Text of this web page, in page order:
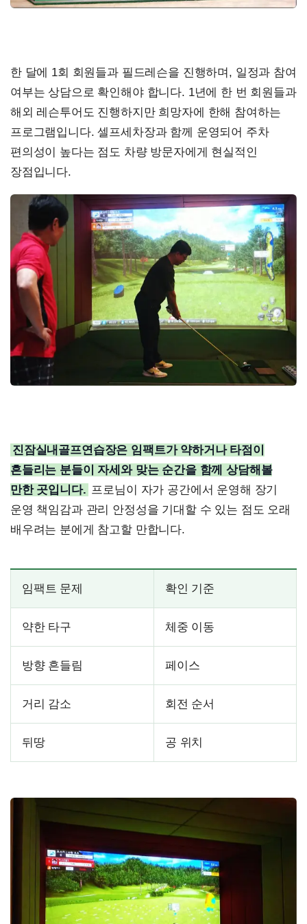
한 달에 1회 회원들과 필드레슨을 진행하며, 일정과 참여
여부는 상담으로 확인해야 합니다. 1년에 한 번 회원들과
해외 레슨투어도 진행하지만 희망자에 한해 참여하는
프로그램입니다. 셀프세차장과 함께 운영되어 주차
편의성이 높다는 점도 차량 방문자에게 현실적인
장점입니다.
진잠실내골프연습장은 임팩트가 약하거나 타점이
흔들리는 분들이 자세와 맞는 순간을 함께 상담해볼
만한 곳입니다. 프로님이 자가 공간에서 운영해 장기
운영 책임감과 관리 안정성을 기대할 수 있는 점도 오래
배우려는 분에게 참고할 만합니다.
임팩트 문제 확인 기준
약한 타구 체중 이동
방향 흔들림 페이스
거리 감소 회전 순서
뒤땅 공 위치